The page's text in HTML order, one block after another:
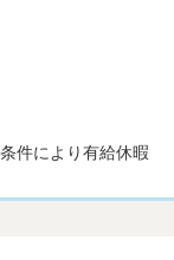
件により有給休暇